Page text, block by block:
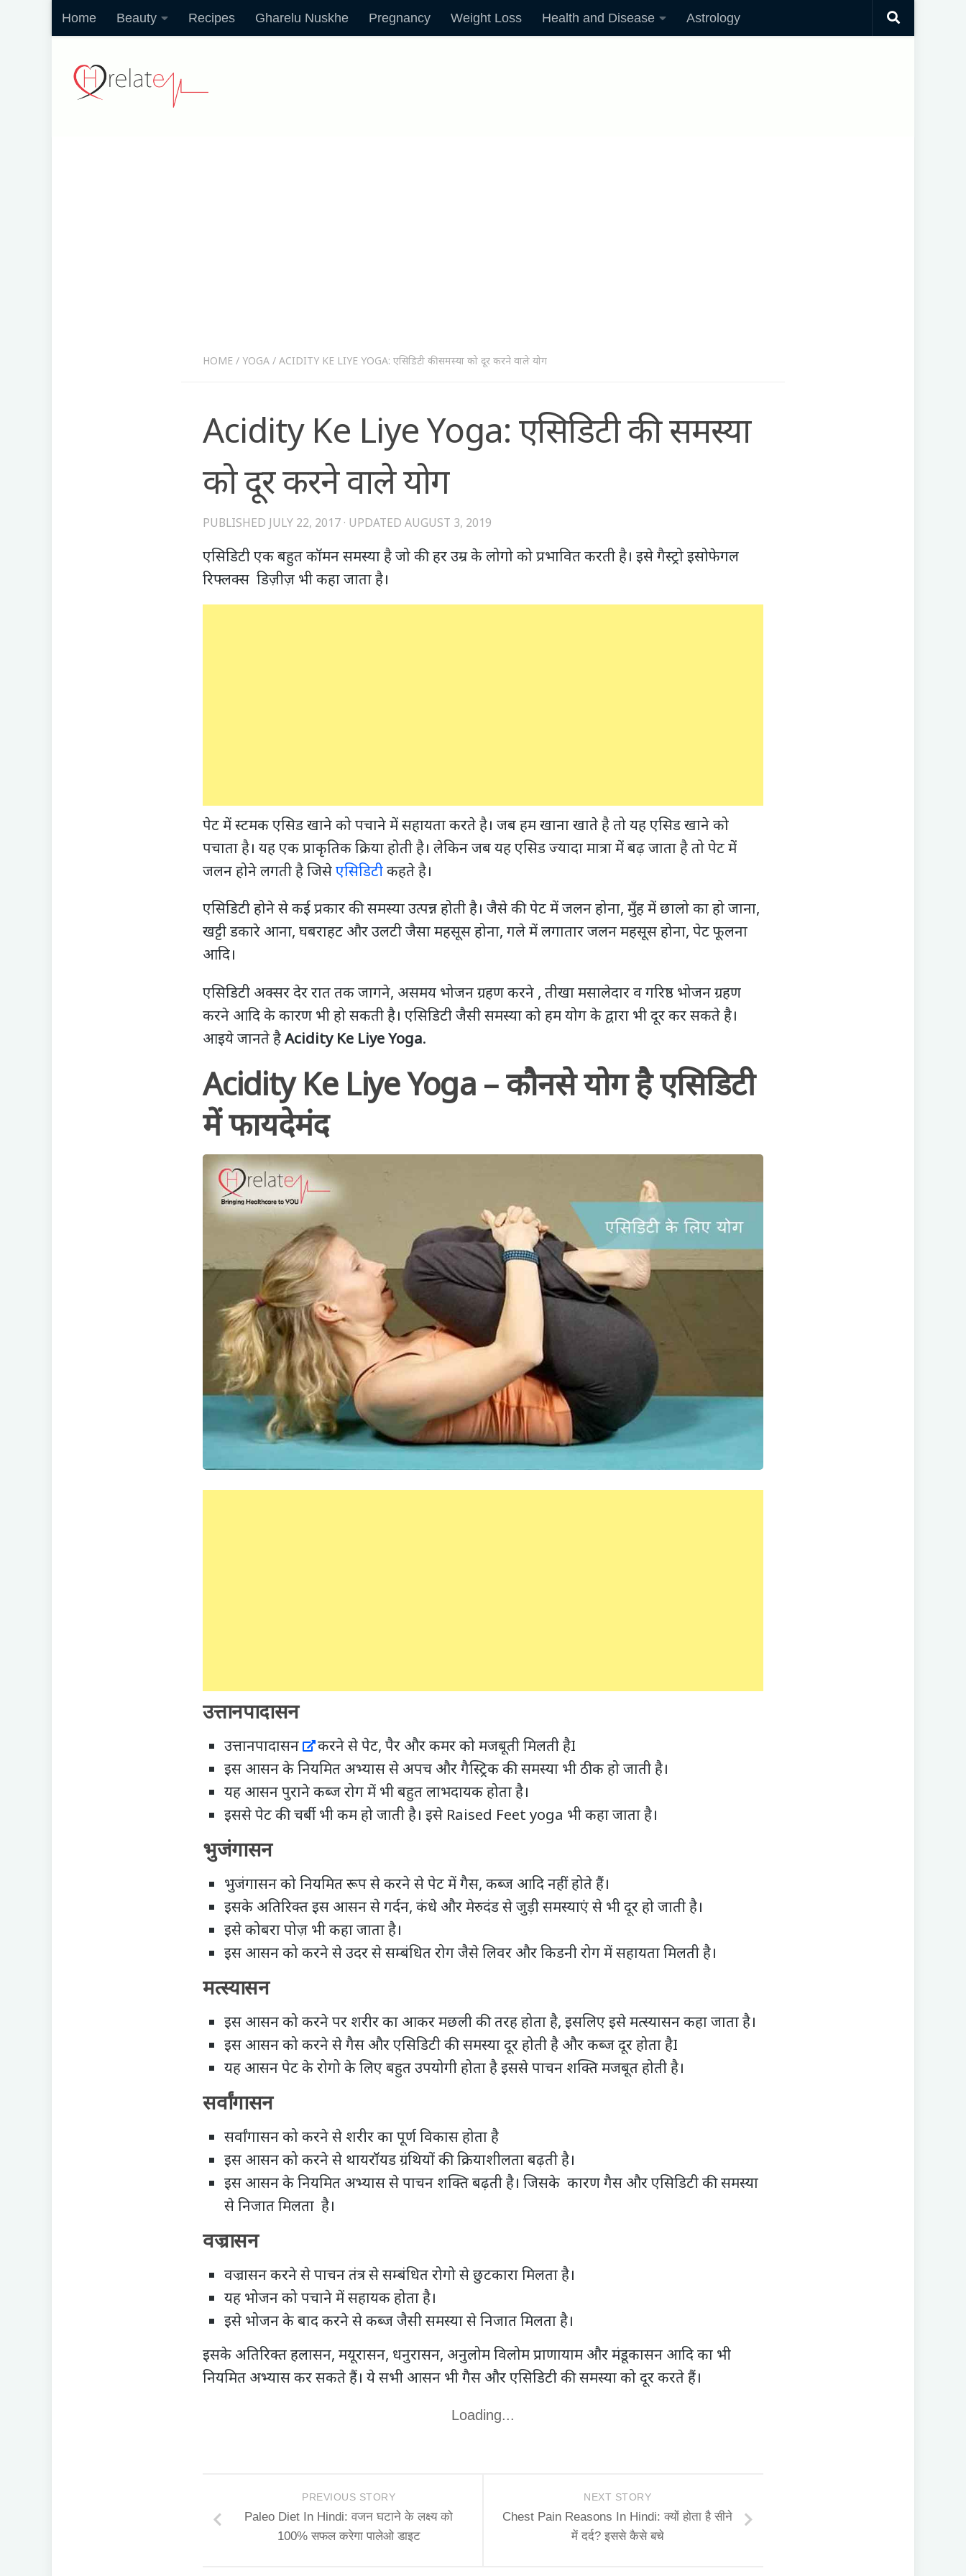
Home Beauty Recipes Gharelu Nuskhe Pregnancy Weight Loss Health and Disease Astrology
HOME / YOGA / ACIDITY KE LIYE YOGA: एसिडिटी की समस्या को दूर करने वाले योग
Acidity Ke Liye Yoga: एसिडिटी की समस्या
को दूर करने वाले योग
PUBLISHED JULY 22, 2017 · UPDATED AUGUST 3, 2019
एसिडिटी एक बहुत कॉमन समस्या है जो की हर उम्र के लोगो को प्रभावित करती है। इसे गैस्ट्रो इसोफेगल
रिफ्लक्स डिज़ीज़ भी कहा जाता है।
पेट में स्टमक एसिड खाने को पचाने में सहायता करते है। जब हम खाना खाते है तो यह एसिड खाने को
पचाता है। यह एक प्राकृतिक क्रिया होती है। लेकिन जब यह एसिड ज्यादा मात्रा में बढ़ जाता है तो पेट में
जलन होने लगती है जिसेएसिडिटीकहते है।
एसिडिटी होने से कई प्रकार की समस्या उत्पन्न होती है। जैसे की पेट में जलन होना, मुँह में छालो का हो जाना,
खट्टी डकारे आना, घबराहट और उलटी जैसा महसूस होना, गले में लगातार जलन महसूस होना, पेट फूलना
आदि।
एसिडिटी अक्सर देर रात तक जागने, असमय भोजन ग्रहण करने , तीखा मसालेदार व गरिष्ठ भोजन ग्रहण
करने आदि के कारण भी हो सकती है। एसिडिटी जैसी समस्या को हम योग के द्वारा भी दूर कर सकते है।
आइये जानते हैAcidity Ke Liye Yoga.
Acidity Ke Liye Yoga – कौनसे योग है एसिडिटी
में फायदेमंद
उत्तानपादासन
उत्तानपादासन
करने से पेट, पैर और कमर को मजबूती मिलती हैI
इस आसन के नियमित अभ्यास से अपच और गैस्ट्रिक की समस्या भी ठीक हो जाती है।
यह आसन पुराने कब्ज रोग में भी बहुत लाभदायक होता है।
इससे पेट की चर्बी भी कम हो जाती है। इसे Raised Feet yoga भी कहा जाता है।
भुजंगासन
भुजंगासन को नियमित रूप से करने से पेट में गैस, कब्ज आदि नहीं होते हैं।
इसके अतिरिक्त इस आसन से गर्दन, कंधे और मेरुदंड से जुड़ी समस्याएं से भी दूर हो जाती है।
इसे कोबरा पोज़ भी कहा जाता है।
इस आसन को करने से उदर से सम्बंधित रोग जैसे लिवर और किडनी रोग में सहायता मिलती है।
मत्स्यासन
इस आसन को करने पर शरीर का आकर मछली की तरह होता है, इसलिए इसे मत्स्यासन कहा जाता है।
इस आसन को करने से गैस और एसिडिटी की समस्या दूर होती है और कब्ज दूर होता हैI
यह आसन पेट के रोगो के लिए बहुत उपयोगी होता है इससे पाचन शक्ति मजबूत होती है।
सर्वांगासन
सर्वांगासन को करने से शरीर का पूर्ण विकास होता है
इस आसन को करने से थायरॉयड ग्रंथियों की क्रियाशीलता बढ़ती है।
इस आसन के नियमित अभ्यास से पाचन शक्ति बढ़ती है। जिसके कारण गैस और एसिडिटी की समस्या
से निजात मिलता है।
वज्रासन
वज्रासन करने सेपाचन तंत्र से सम्बंधित रोगोसे छुटकारा मिलता है।
यह भोजन को पचाने में सहायक होता है।
इसे भोजन के बाद करने से कब्ज जैसी समस्या से निजात मिलता है।
इसके अतिरिक्त हलासन, मयूरासन, धनुरासन, अनुलोम विलोम प्राणायाम और मंडूकासन आदि का भी
नियमित अभ्यास कर सकते हैं। ये सभी आसन भी गैस और एसिडिटी की समस्या को दूर करते हैं।
Loading...
NEXT STORY
Chest Pain Reasons In Hindi: क्यों होता है सीने
में दर्द? इससे कैसे बचे
PREVIOUS STORY
Paleo Diet In Hindi: वजन घटाने के लक्ष्य को
100% सफल करेगा पालेओ डाइट